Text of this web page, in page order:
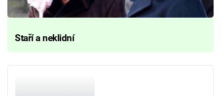
Staří a neklidní